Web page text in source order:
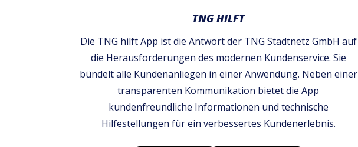
TNG HILFT
Die TNG hilft App ist die Antwort der TNG Stadtnetz GmbH auf
die Herausforderungen des modernen Kundenservice. Sie
bündelt alle Kundenanliegen in einer Anwendung. Neben einer
transparenten Kommunikation bietet die App
kundenfreundliche Informationen und technische
Hilfestellungen für ein verbessertes Kundenerlebnis.